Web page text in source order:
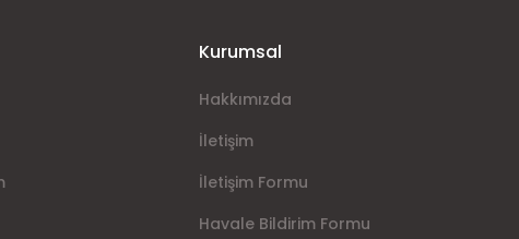
Kurumsal
Hakkımızda
İletişim
İletişim Formu
Havale Bildirim Formu